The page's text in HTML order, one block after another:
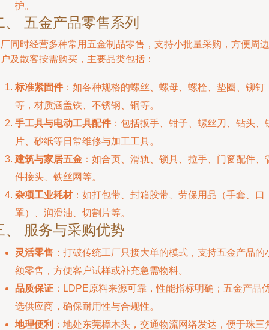
护。
、 五金产品零售系列
同时经营多种常用五金制品零售，支持小批量采购，方便周边
及散客按需购买，主要品类包括：
标准紧固件：如各种规格的螺丝、螺母、螺栓、垫圈、铆钉
等，材质涵盖铁、不锈钢、铜等。
手工具与电动工具配件：包括扳手、钳子、螺丝刀、钻头、
片、砂纸等日常维修与加工工具。
建筑与家居五金 ：如合页、滑轨、锁具、拉手、门窗配件、
件接头、铁丝网等。
杂项工业耗材：如打包带、封箱胶带、劳保用品（手套、口
罩）、润滑油、切割片等。
、 服务与采购优势
灵活零售 ：打破传统工厂只接大单的模式，支持五金产品的
额零售，方便客户试样或补充急需物料。
品质保证 ：LDPE原料来源可靠，性能指标明确；五金产品
选供应商，确保耐用性与合规性。
地理便利 ：地处东莞樟木头，交通物流网络发达，便于珠三